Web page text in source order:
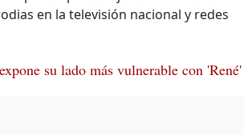
en la televisión nacional y redes
su lado más vulnerable con 'René'